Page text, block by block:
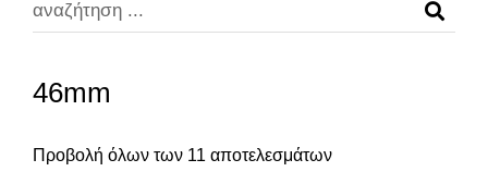
46mm
Προβολή όλων των 11 αποτελεσμάτων